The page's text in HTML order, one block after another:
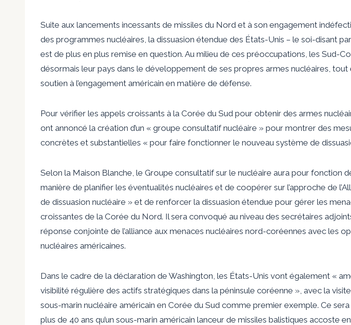
Suite aux lancements incessants de missiles du Nord et à son engagement
des programmes nucléaires, la dissuasion étendue des États-Unis – le soi-disant
est de plus en plus remise en question. Au milieu de ces préoccupations, les Sud-
désormais leur pays dans le développement de ses propres armes nucléaires, tout
soutien à l’engagement américain en matière de défense.
Pour vérifier les appels croissants à la Corée du Sud pour obtenir des armes
ont annoncé la création d’un « groupe consultatif nucléaire » pour montrer des
concrètes et substantielles « pour faire fonctionner le nouveau système de
Selon la Maison Blanche, le Groupe consultatif sur le nucléaire aura pour fonction
manière de planifier les éventualités nucléaires et de coopérer sur l’approche de
de dissuasion nucléaire » et de renforcer la dissuasion étendue pour gérer les
croissantes de la Corée du Nord. Il sera convoqué au niveau des secrétaires
réponse conjointe de l’alliance aux menaces nucléaires nord-coréennes avec les
nucléaires américaines.
Dans le cadre de la déclaration de Washington, les États-Unis vont également «
visibilité régulière des actifs stratégiques dans la péninsule coréenne », avec la visite
sous-marin nucléaire américain en Corée du Sud comme premier exemple. Ce
plus de 40 ans qu’un sous-marin américain lanceur de missiles balistiques accoste